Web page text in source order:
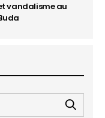
vandalisme au